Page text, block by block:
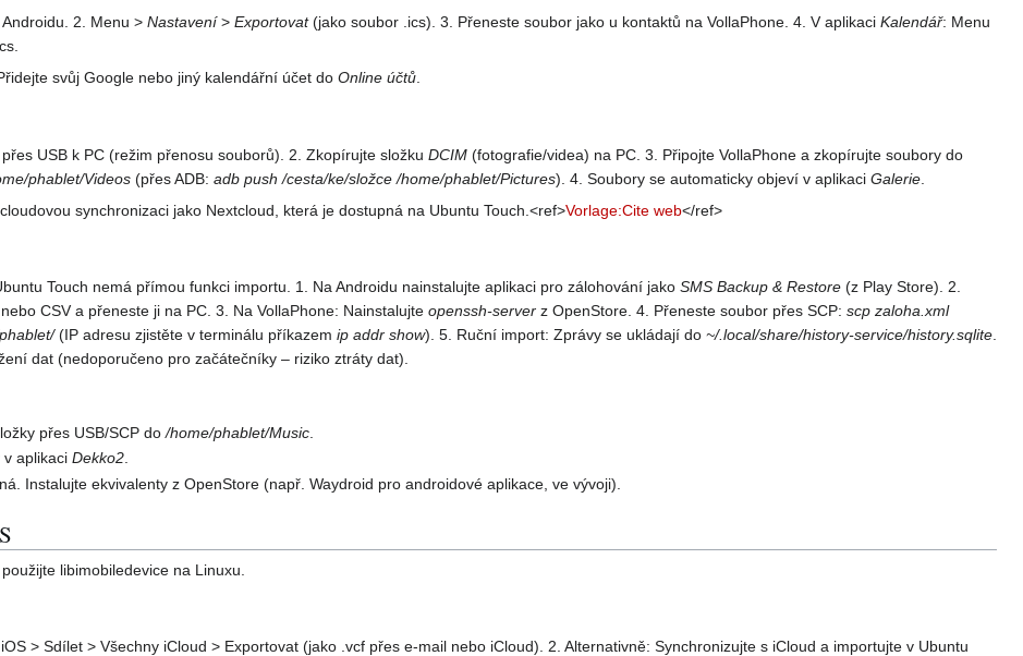
2. Menu > Nastavení> Exportovat(jako soubor .ics). 3. Přeneste soubor jako u kontaktů na VollaPhone. 4. V aplikaci Kalendář: Menu
svůj Google nebo jiný kalendářní účet do Online účtů.
USB k PC (režim přenosu souborů). 2. Zkopírujte složku DCIM (fotografie/videa) na PC. 3. Připojte VollaPhone a zkopírujte soubory do
phablet/Videos (přes ADB: adb push /cesta/ke/složce /home/phablet/Pictures). 4. Soubory se automaticky objeví v aplikaci Galerie
synchronizaci jako Nextcloud, která je dostupná na Ubuntu Touch.<ref>Vorlage:Cite web</ref>
Touch nemá přímou funkci importu. 1. Na Androidu nainstalujte aplikaci pro zálohování jako SMS Backup & Restore (z Play Store). 2.
CSV a přeneste ji na PC. 3. Na VollaPhone: Nainstalujte openssh-server z OpenStore. 4. Přeneste soubor přes SCP: scp zaloha.xml
(IP adresu zjistěte v terminálu příkazem ip addr show). 5. Ruční import: Zprávy se ukládají do ~/.local/share/history-service/history.sqlite
dat (nedoporučeno pro začátečníky – riziko ztráty dat).
přes USB/SCP do/home/phablet/Music
v aplikaciDekko2
Instalujte ekvivalenty z OpenStore (např. Waydroid pro androidové aplikace, ve vývoji).
libimobiledevice na Linuxu.
> Sdílet > Všechny iCloud > Exportovat (jako .vcf přes e-mail nebo iCloud). 2. Alternativně: Synchronizujte s iCloud a importujte v Ubuntu